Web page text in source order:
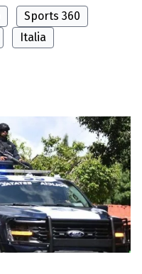
Sports 360
Italia